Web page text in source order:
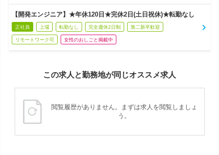
【開発エンジニア】★年休120日★完休2日(土日祝休)★転勤なし
正社員 上場 転勤なし 完全週休2日制 第二新卒歓迎
リモートワーク可 女性のおしごと掲載中
この求人と勤務地が同じオススメ求人
閲覧履歴がありません。まずは求人を閲覧しましょ
う。